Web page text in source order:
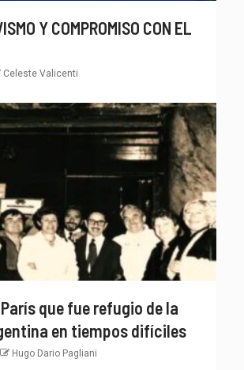
Y COMPROMISO CON EL
Celeste Valicenti
que fue refugio de la
en tiempos difíciles
Hugo Dario Pagliani